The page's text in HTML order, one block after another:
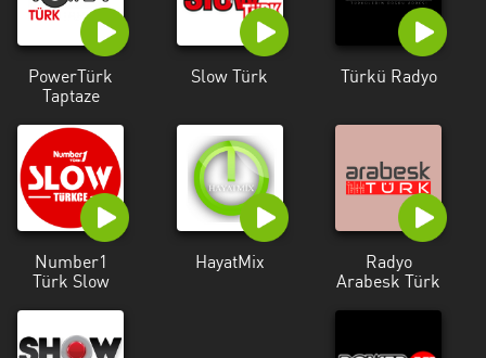
Mersin
Muş
Nevşehir
Osmaniye
Samsun
PowerTürk
Taptaze
Slow Türk Türkü Radyo
Number1
Türk Slow
HayatMix
Radyo
Arabesk Türk